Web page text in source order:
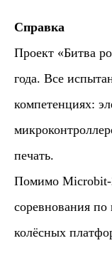
Справка
Проект «Битва
года. Все
компетенциях:
печать.
Помимо Microbit-
соревнования
колёсных
Присоединяйтесь
Политика обработки
данных
Курсы
Проекты
Новости